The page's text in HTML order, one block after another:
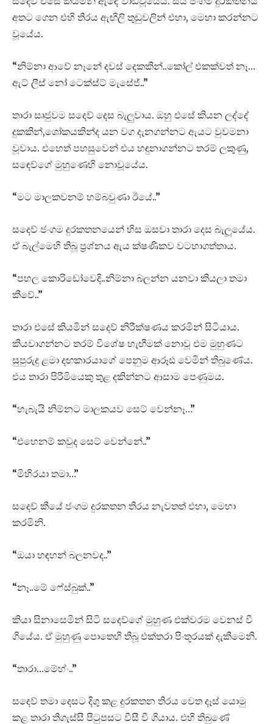
අතට ගෙන එහි තිරය ඇඟිලි තුඩුවලින් එහා, මෙහා කරන්නට
වූයේය.
“නිම්නා ආවේ නෑනේ දවස් දෙකකින්..කෝල් එකක්වත් නෑ…
ඇට් ලීස් නෝ ටෙක්ස්ට් මැසේජ්..”
තාරා සෘජුවම සදෙව් දෙස බැලුවාය. ඔහු එසේ කියන ලද්දේ
දුකකින්,ශෝකයකින්ද යන වග දැනගන්නට ඇයට වුවමනා
වූවාය. එහෙත් පහසුවෙන් එය හඳුනාගන්නට තරම් ලකුණු,
සඳෙව්ගේ මුහුණෙහි නොවූයේය.
“මට මාලකවනම් හම්බවුණා ඊයේ..”
සදෙව් ජංගම දුරකතනයෙන් හිස ඔසවා තාරා දෙස බැලූයේය.
ඒ බැල්මෙහි තිබූ ප්‍රශ්නය ඇය ක්ෂණිකව වටහාගත්තාය.
“පහල කොරිඩෝවෙදි..නිම්නා බලන්න යනවා කියලා තමා
කීවේ..”
තාරා එසේ කියමින් සදෙව් නිරීක්ෂණය කරමින් සිටියාය.
කියවාගන්නට තරම් විශේෂ හැඟීමක් නොවූ එම මුහුණට
සුපුරුදු ළමා දඟකාරයාගේ පෙනුම ආරූඪ වෙමින් තිබුණේය.
එය තාරා පිරිමියෙකු තුළ දකින්නට ආසාම පෙණුමය.
“හැබැයි නිම්නට මාලකයව සෙට් වෙන්නෑ…”
“එහෙනම් කවුද සෙට් වෙන්නේ..”
“මිහිරයා තමා…”
සදෙව් කීයේ ජංගම දුරකතන තිරය නැවතත් එහා, මෙහා
කරමිනි.
“ඔයා හඳහන් බලනවද..”
“නෑ..මේ ෆේස්බුක්..”
කියා සිනාසෙමින් සිටි සදෙව්ගේ මුහුණ එක්වරම වෙනස් වී
ගියේය. ඒ මුහුණු පොතෙහි තිබූ එක්තරා පිංතූරයක් දැකීමෙනි.
“තාරා…මේහ්ං..”
සදෙව් තමා දෙසට දිගු කළ දුරකතන තිරය වෙත දෑස් යොමු
කළ තාරා තිගැස්සී පිටුපසට වීසී වී ගියාය. එහි තිබුණේ